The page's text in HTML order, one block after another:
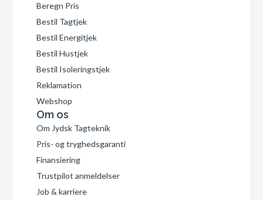
Beregn Pris
Bestil Tagtjek
Bestil Energitjek
Bestil Hustjek
Bestil Isoleringstjek
Reklamation
Webshop
Om os
Om Jydsk Tagteknik
Pris- og tryghedsgaranti
Finansiering
Trustpilot anmeldelser
Job & karriere